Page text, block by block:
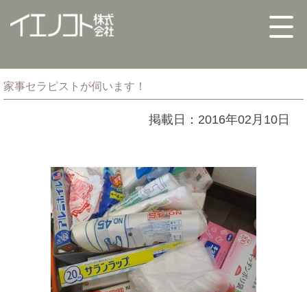
家事セラピストが伺います！
掲載日：2016年02月10日